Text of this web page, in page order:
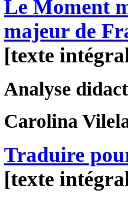
Le Moment
majeur de
[texte
Analyse
Carolina
Traduire
[texte